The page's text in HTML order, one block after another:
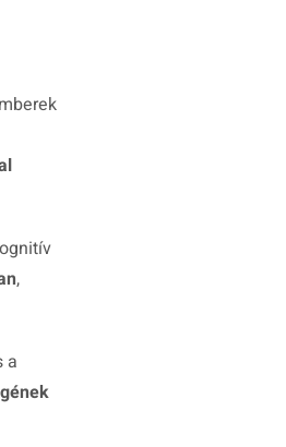
,
a